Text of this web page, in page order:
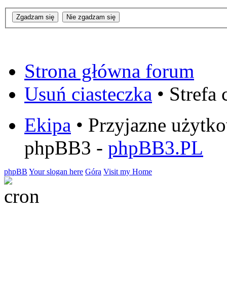
Strona główna forum
Usuń ciasteczka •
Ekipa • Przyjazne
phpBB3 - phpBB3.PL
phpBB Your slogan here Góra Visit my Home